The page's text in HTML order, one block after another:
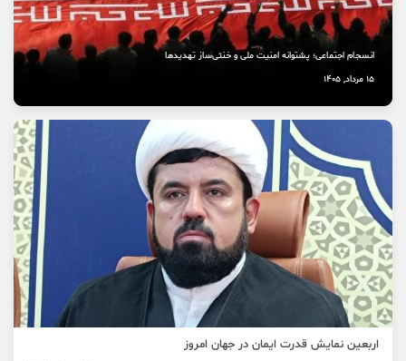
انسجام اجتماعی؛ پشتوانه امنیت ملی و خنثی‌ساز تهدیدها
15 مرداد, 1405
اربعین نمایش قدرت ایمان در جهان امروز